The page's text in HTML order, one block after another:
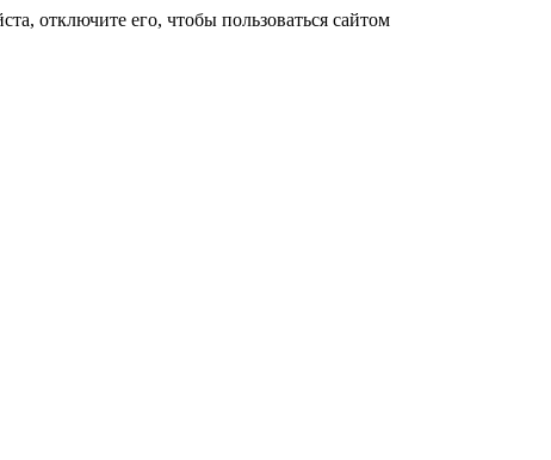
отключите его, чтобы пользоваться сайтом